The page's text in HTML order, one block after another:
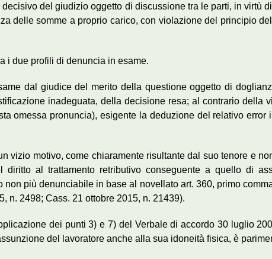
decisivo del giudizio oggetto di discussione tra le parti, in virtù
delle somme a proprio carico, con violazione del principio
i due profili di denuncia in esame.
dal giudice del merito della questione oggetto di
inadeguata, della decisione resa; al contrario della
omessa pronuncia), esigente la deduzione del relativo
vizio motivo, come chiaramente risultante dal suo tenore e
diritto al trattamento retributivo conseguente a quello di
più denunciabile in base al novellato art. 360, primo
n. 2498; Cass. 21 ottobre 2015, n. 21439).
dei punti 3) e 7) del Verbale di accordo 30 luglio
del lavoratore anche alla sua idoneità fisica, è